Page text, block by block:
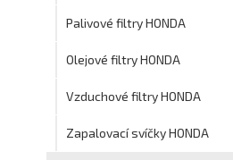
Palivové filtry HONDA
Olejové filtry HONDA
Vzduchové filtry HONDA
Zapalovací svíčky HONDA